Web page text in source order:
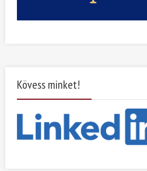
Kövess minket!